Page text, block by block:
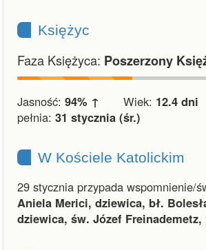
Księżyc
Faza Księżyca: Poszerzony
Jasność: 94% ↑ Wiek: 12.4 dni
pełnia: 31 stycznia (śr.)
W Kościele Katolickim
29 stycznia przypada wspomnienie/
Aniela Merici, dziewica, bł.
dziewica, św. Józef